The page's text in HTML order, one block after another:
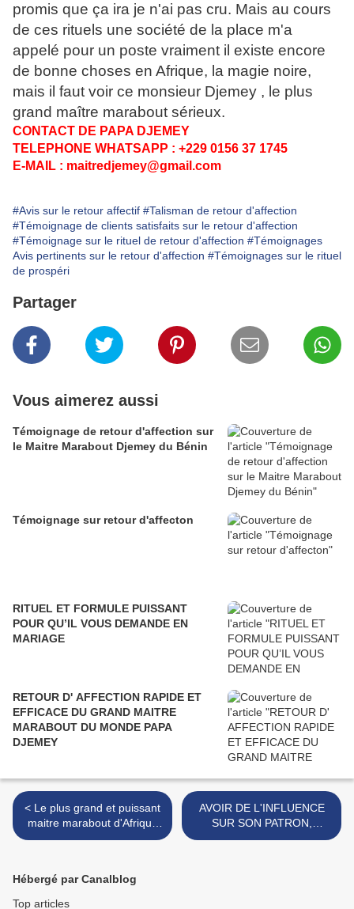
promis que ça ira je n'ai pas cru. Mais au cours
de ces rituels une société de la place m'a
appelé pour un poste vraiment il existe encore
de bonne choses en Afrique, la magie noire,
mais il faut voir ce monsieur Djemey , le plus
grand maître marabout sérieux.
CONTACT DE PAPA DJEMEY
TELEPHONE WHATSAPP : +229 0156 37 1745
E-MAIL : maitredjemey@gmail.com
#Avis sur le retour affectif #Talisman de retour d'affection
#Témoignage de clients satisfaits sur le retour d'affection
#Témoignage sur le rituel de retour d'affection #Témoignages
Avis pertinents sur le retour d'affection #Témoignages sur le rituel
de prospéri
Partager
Vous aimerez aussi
Témoignage de retour d'affection sur
le Maitre Marabout Djemey du Bénin
Témoignage sur retour d'affecton
RITUEL ET FORMULE PUISSANT
POUR QU’IL VOUS DEMANDE EN
MARIAGE
RETOUR D' AFFECTION RAPIDE ET
EFFICACE DU GRAND MAITRE
MARABOUT DU MONDE PAPA
DJEMEY
< Le plus grand et puissant
maitre marabout d'Afrique
et du monde, Papa Djemey
AVOIR DE L'INFLUENCE
SUR SON PATRON,
RITUEL PUISSANT DU
Hébergé par Canalblog
Top articles